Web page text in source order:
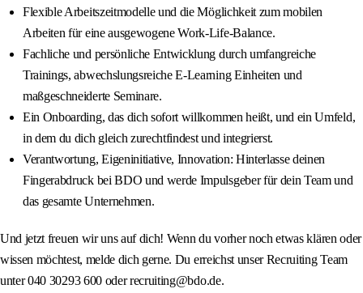
Flexible Arbeitszeitmodelle und die Möglichkeit zum mobilen
Arbeiten für eine ausgewogene Work-Life-Balance.
Fachliche und persönliche Entwicklung durch umfangreiche
Trainings, abwechslungsreiche E‑Learning Einheiten und
maßgeschneiderte Seminare.
Ein Onboarding, das dich sofort willkommen heißt, und ein Umfeld,
in dem du dich gleich zurechtfindest und integrierst.
Verantwortung, Eigeninitiative, Innovation: Hinterlasse deinen
Fingerabdruck bei BDO und werde Impulsgeber für dein Team und
das gesamte Unternehmen.
Und jetzt freuen wir uns auf dich! Wenn du vorher noch etwas klären oder
wissen möchtest, melde dich gerne. Du erreichst unser Recruiting Team
unter 040 30293 600 oder recruiting@bdo.de.